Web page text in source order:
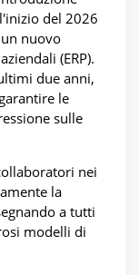
del 2026
nuovo
(ERP).
due anni,
le
sulle
nei
la
a tutti
modelli di